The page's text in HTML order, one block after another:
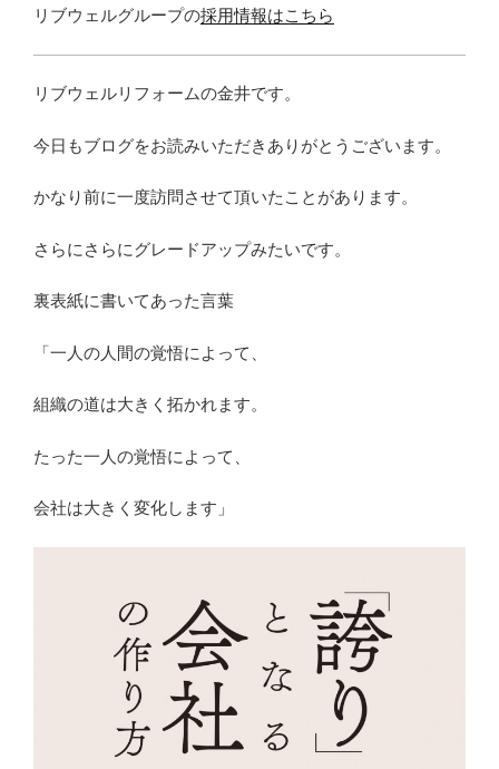
リブウェルグループの採用情報はこちら
リブウェルリフォームの金井です。
今日もブログをお読みいただきありがとうございます。
かなり前に一度訪問させて頂いたことがあります。
さらにさらにグレードアップみたいです。
裏表紙に書いてあった言葉
「一人の人間の覚悟によって、
組織の道は大きく拓かれます。
たった一人の覚悟によって、
会社は大きく変化します」